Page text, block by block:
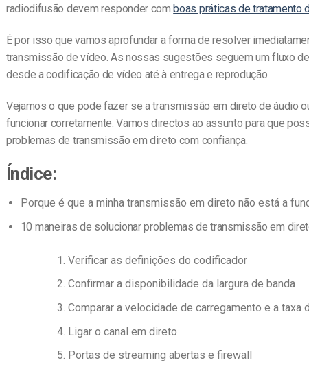
radiodifusão devem responder comboas práticas de tratamento
É por isso que vamos aprofundar a forma de resolver
transmissão de vídeo. As nossas sugestões seguem um fluxo
desde a codificação de vídeo até à entrega e reprodução.
Vejamos o que pode fazer se a transmissão em direto de áudio
funcionar corretamente. Vamos directos ao assunto para que
problemas de transmissão em direto com confiança.
Índice:
Porque é que a minha transmissão em direto não está a
10 maneiras de solucionar problemas detransmissão em
Verificar as definições do codificador
Confirmar a disponibilidade da largura de banda
Comparar a velocidade de carregamento e a taxa
Ligar o canal em direto
Portas de streaming abertas e firewall